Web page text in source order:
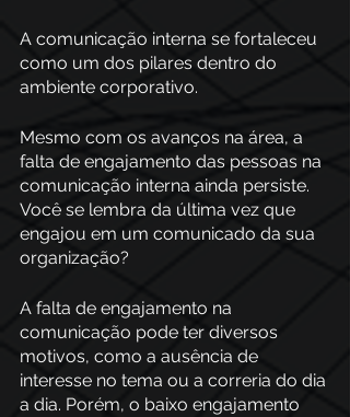
A comunicação interna se fortaleceu
como um dos pilares dentro do
ambiente corporativo.
Mesmo com os avanços na área, a
falta de engajamento das pessoas na
comunicação interna ainda persiste.
Você se lembra da última vez que
engajou em um comunicado da sua
organização?
A falta de engajamento na
comunicação pode ter diversos
motivos, como a ausência de
interesse no tema ou a correria do dia
a dia. Porém, o baixo engajamento